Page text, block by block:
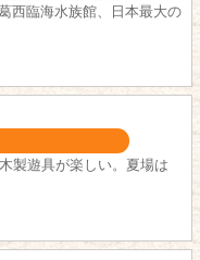
西臨海水族館、日本最大の
製遊具が楽しい。夏場は